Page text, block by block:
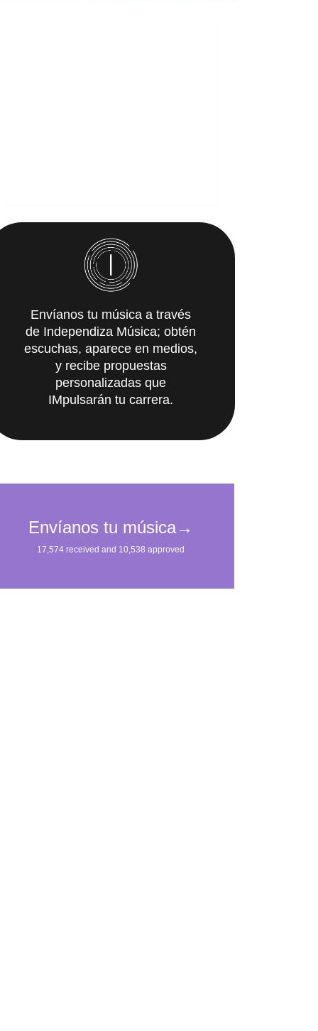
Envíanos tu música a través
de Independiza Música; obtén
escuchas, aparece en medios,
y recibe propuestas
personalizadas que
IMpulsarán tu carrera.